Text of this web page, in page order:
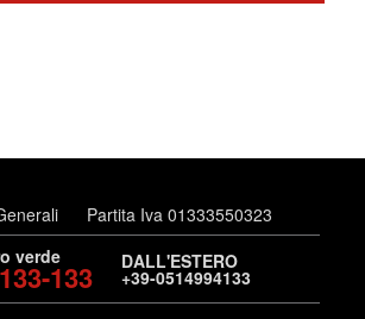
Partita Iva 01333550323
verde
133 DALL'ESTERO
+39-0514994133